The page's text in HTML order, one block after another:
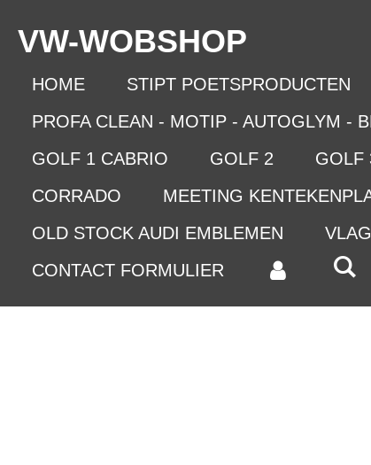
direct
VW-WOBSHOP
HOME STIPT POETSPRODUCTEN
PROFA CLEAN - MOTIP - AUTOGLYM -
GOLF 1 CABRIO
GOLF 2 GOLF
CORRADO
MEETING
OLD STOCK AUDI EMBLEMEN
CONTACT FORMULIER